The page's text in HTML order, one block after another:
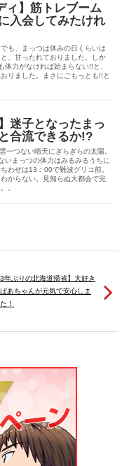
ィ】筋トレブーム
入会してみたけれ
も、まっつは休みの日くらいは
、甘ったれておりました。しか
体力がなければ始まらない!!と、
りました。まさにごもっとも!!と
迷子となったまっ
合流できるか!?
一つない晴天にぎらぎらの太陽。
いまっつの体力はみるみるうちに
わせは13：00で難波グリコ前。
からない。見知らぬ大都会で完
。
3年ぶりの北海道帰省】大好き
あちゃんが元気で安心しま
！